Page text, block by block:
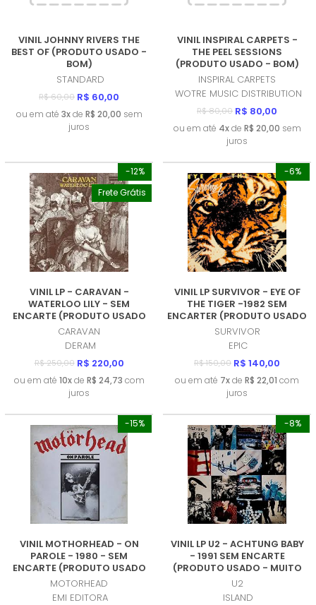
VINIL JOHNNY RIVERS THE
BEST OF (PRODUTO USADO -
BOM)
STANDARD
R$ 60,00 R$ 60,00
ou em até 3xde R$ 20,00 sem
juros
VINIL INSPIRAL CARPETS -
THE PEEL SESSIONS
(PRODUTO USADO - BOM)
INSPIRAL CARPETS
WOTRE MUSIC DISTRIBUTION
R$ 80,00 R$ 80,00
ou em até 4xde R$ 20,00 sem
juros
-12%
Frete Grátis
VINIL LP - CARAVAN -
WATERLOO LILY - SEM
ENCARTE (PRODUTO USADO
- MUITO BOM)
CARAVAN
DERAM
R$ 250,00 R$ 220,00
ou em até 10xde R$ 24,73 com
juros
-6%
VINIL LP SURVIVOR - EYE OF
THE TIGER -1982 SEM
ENCARTER (PRODUTO USADO
- MUITO BOM)
SURVIVOR
EPIC
R$ 150,00 R$ 140,00
ou em até 7xde R$ 22,01 com
juros
-15%
VINIL MOTHORHEAD - ON
PAROLE - 1980 - SEM
ENCARTE (PRODUTO USADO
- BOM)
MOTORHEAD
EMI EDITORA
-8%
VINIL LP U2 - ACHTUNG BABY
- 1991 SEM ENCARTE
(PRODUTO USADO - MUITO
BOM)
U2
ISLAND